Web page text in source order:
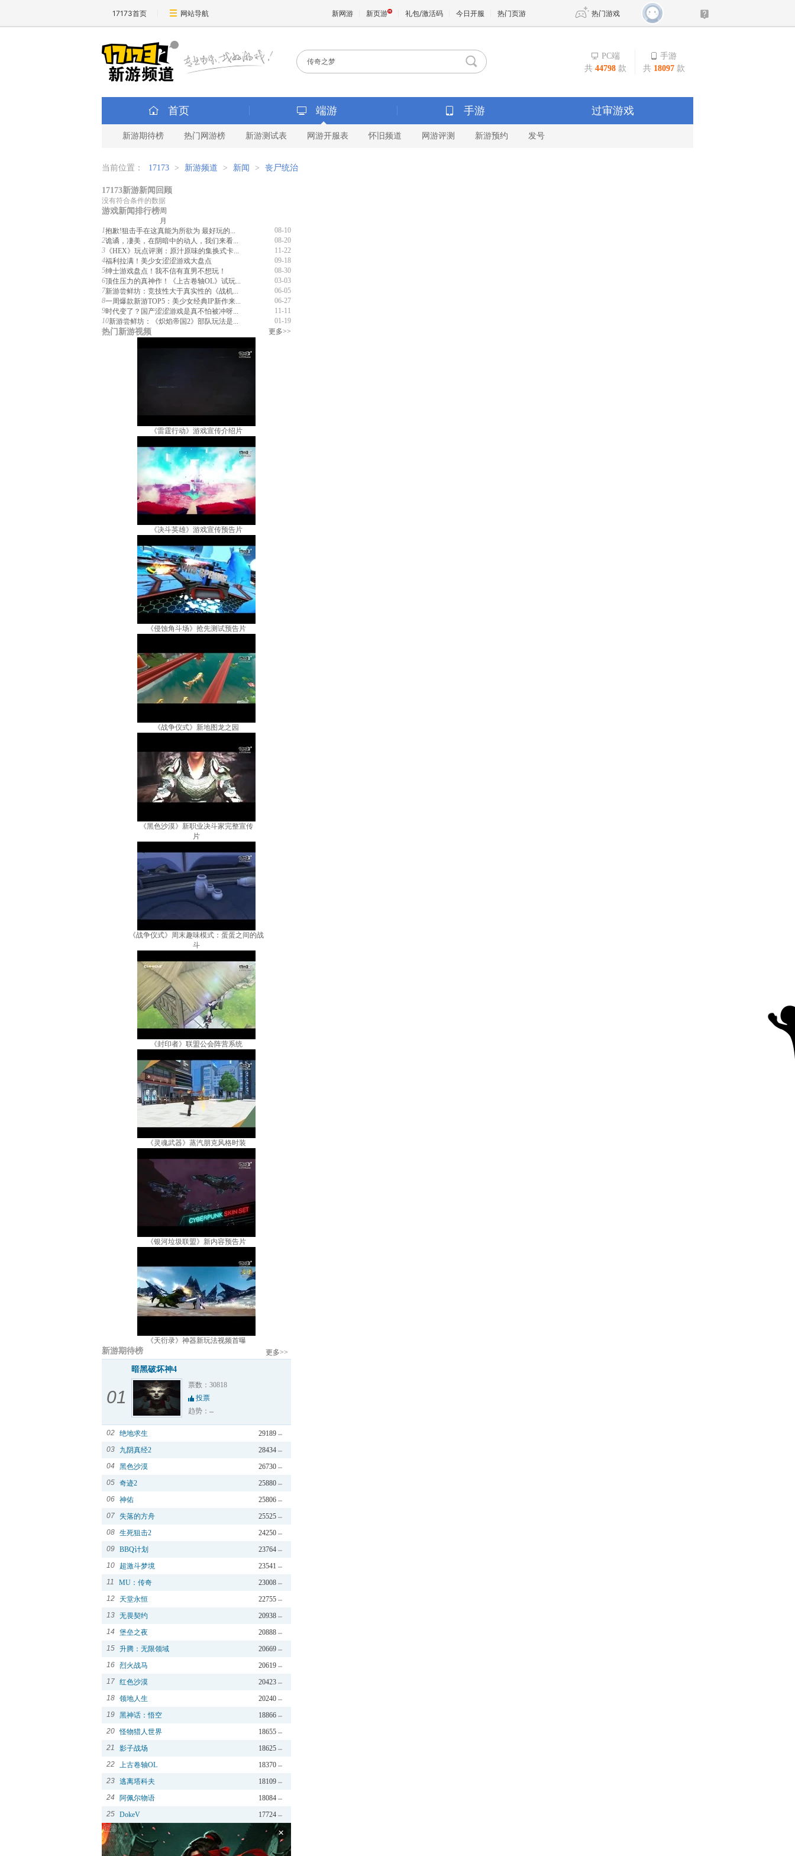
17173首页 网站导航 新网游 新页游 礼包/激活码 今日开服 热门页游 热门游戏
传奇4
新天龙八部
王权与自由
PC端
共 44798 款
手游
共 18097 款
首页 端游 手游 过审游戏
新游期待榜 热门网游榜 新游测试表 网游开服表 怀旧频道 网游评测 新游预约 发号
当前位置： 17173 > 新游频道 > 新闻 > 丧尸统治
17173新游新闻回顾
没有符合条件的数据
游戏新闻排行榜周
月
1
08-10
抱歉!狙击手在这真能为所欲为 最好玩的...
2
08-20
诡谲，凄美，在阴暗中的动人，我们来看...
3
11-22
《HEX》玩点评测：原汁原味的集换式卡...
4
09-18
福利拉满！美少女涩涩游戏大盘点
5
08-30
绅士游戏盘点！我不信有直男不想玩！
6
03-03
顶住压力的真神作！《上古卷轴OL》试玩...
7
06-05
新游尝鲜坊：竞技性大于真实性的《战机...
8
06-27
一周爆款新游TOP5：美少女经典IP新作来...
9
11-11
时代变了？国产涩涩游戏是真不怕被冲呀...
10
01-19
新游尝鲜坊：《炽焰帝国2》部队玩法是...
热门新游视频 更多>>
《雷霆行动》游戏宣传介绍片
《决斗英雄》游戏宣传预告片
《侵蚀角斗场》抢先测试预告片
《战争仪式》新地图龙之园
《黑色沙漠》新职业决斗家完整宣传
片
《战争仪式》周末趣味模式：蛋蛋之间的战
斗
《封印者》联盟公会阵营系统
《灵魂武器》蒸汽朋克风格时装
《银河垃圾联盟》新内容预告片
《天衍录》神器新玩法视频首曝
新游期待榜 更多>>
01
暗黑破坏神4
票数：30818
投票
趋势：
02 29189
绝地求生
03
28434
九阴真经2
04
26730
黑色沙漠
05
25880
奇迹2
06
25806
神佑
07
25525
失落的方舟
08
24250
生死狙击2
09
23764
BBQ计划
10
23541
超激斗梦境
11
23008
MU：传奇
12
22755
天堂永恒
13
20938
无畏契约
14
20888
堡垒之夜
15
20669
升腾：无限领域
16
20619
烈火战马
17
20423
红色沙漠
18
20240
领地人生
19
18866
黑神话：悟空
20
18655
怪物猎人世界
21
18625
影子战场
22
18370
上古卷轴OL
23
18109
逃离塔科夫
24
18084
阿佩尔物语
25
17724
DokeV
×